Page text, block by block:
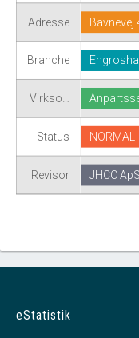
Adresse
Branche
Virkso…
Status
Revisor
Bavnevej
NORMAL
JHCC ApS
eStatistik